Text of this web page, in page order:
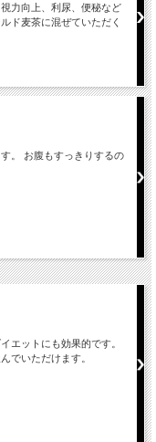
力向上、利尿、便秘など
ド麦茶に混ぜていただく
。 お腹もすっきりするの
エットにも効果的です。
でいただけます。